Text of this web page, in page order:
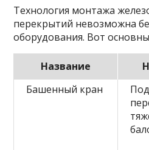
Технология монтажа
перекрытий невозможна
оборудования. Вот
Название
Башенный кран